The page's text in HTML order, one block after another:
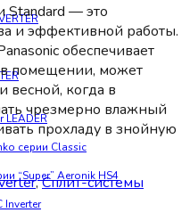
LEADER
серии Classic
“Super” Aeronik HS4
Inverter
Standard — это
и эффективной работы.
обеспечивает
помещении, может
весной, когда в
чрезмерно влажный
прохладу в знойную
,Сплит-системы